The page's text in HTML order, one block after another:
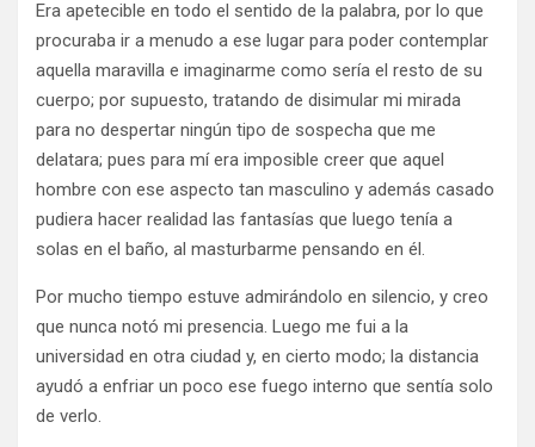
Era apetecible en todo el sentido de la palabra, por lo que
procuraba ir a menudo a ese lugar para poder contemplar
aquella maravilla e imaginarme como sería el resto de su
cuerpo; por supuesto, tratando de disimular mi mirada
para no despertar ningún tipo de sospecha que me
delatara; pues para mí era imposible creer que aquel
hombre con ese aspecto tan masculino y además casado
pudiera hacer realidad las fantasías que luego tenía a
solas en el baño, al masturbarme pensando en él.
Por mucho tiempo estuve admirándolo en silencio, y creo
que nunca notó mi presencia. Luego me fui a la
universidad en otra ciudad y, en cierto modo; la distancia
ayudó a enfriar un poco ese fuego interno que sentía solo
de verlo.